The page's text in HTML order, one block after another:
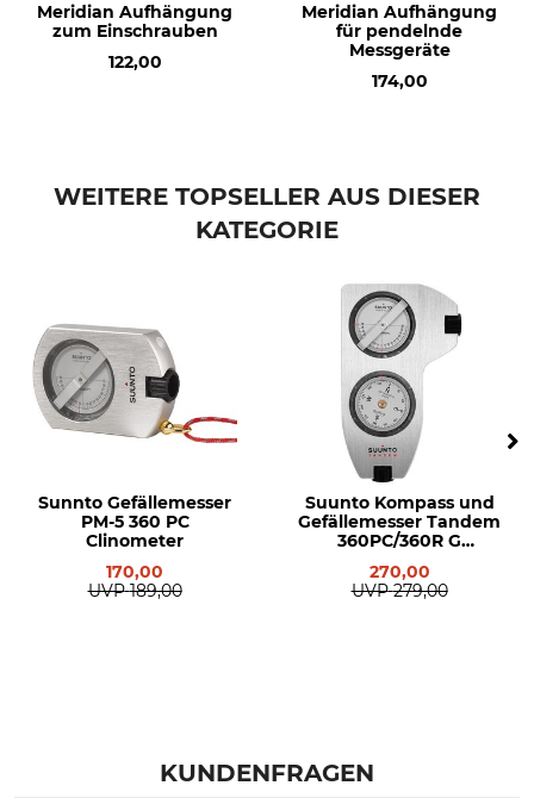
Meridian Aufhängung
zum Einschrauben
122,00
Meridian Aufhängung
für pendelnde
Messgeräte
174,00
WEITERE TOPSELLER AUS DIESER
KATEGORIE
Sunnto Gefällemesser
PM-5 360 PC
Clinometer
170,00
UVP 189,00
Suunto Kompass und
Gefällemesser Tandem
360PC/360R G
270,00
UVP 279,00
KUNDENFRAGEN